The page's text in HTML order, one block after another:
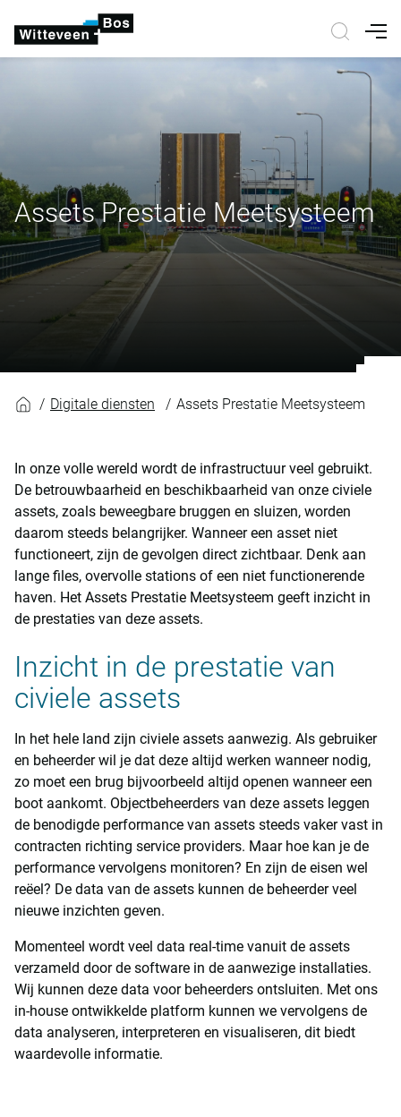
Assets Prestatie Meetsysteem
Digitale diensten Assets Prestatie Meetsysteem
In onze volle wereld wordt de infrastructuur veel gebruikt.
De betrouwbaarheid en beschikbaarheid van onze civiele
assets, zoals beweegbare bruggen en sluizen, worden
daarom steeds belangrijker. Wanneer een asset niet
functioneert, zijn de gevolgen direct zichtbaar. Denk aan
lange files, overvolle stations of een niet functionerende
haven. Het Assets Prestatie Meetsysteem geeft inzicht in
de prestaties van deze assets.
Inzicht in de prestatie van
civiele assets
In het hele land zijn civiele assets aanwezig. Als gebruiker
en beheerder wil je dat deze altijd werken wanneer nodig,
zo moet een brug bijvoorbeeld altijd openen wanneer een
boot aankomt. Objectbeheerders van deze assets leggen
de benodigde performance van assets steeds vaker vast in
contracten richting service providers. Maar hoe kan je de
performance vervolgens monitoren? En zijn de eisen wel
reëel? De data van de assets kunnen de beheerder veel
nieuwe inzichten geven.
Momenteel wordt veel data real-time vanuit de assets
verzameld door de software in de aanwezige installaties.
Wij kunnen deze data voor beheerders ontsluiten. Met ons
in-house ontwikkelde platform kunnen we vervolgens de
data analyseren, interpreteren en visualiseren, dit biedt
waardevolle informatie.